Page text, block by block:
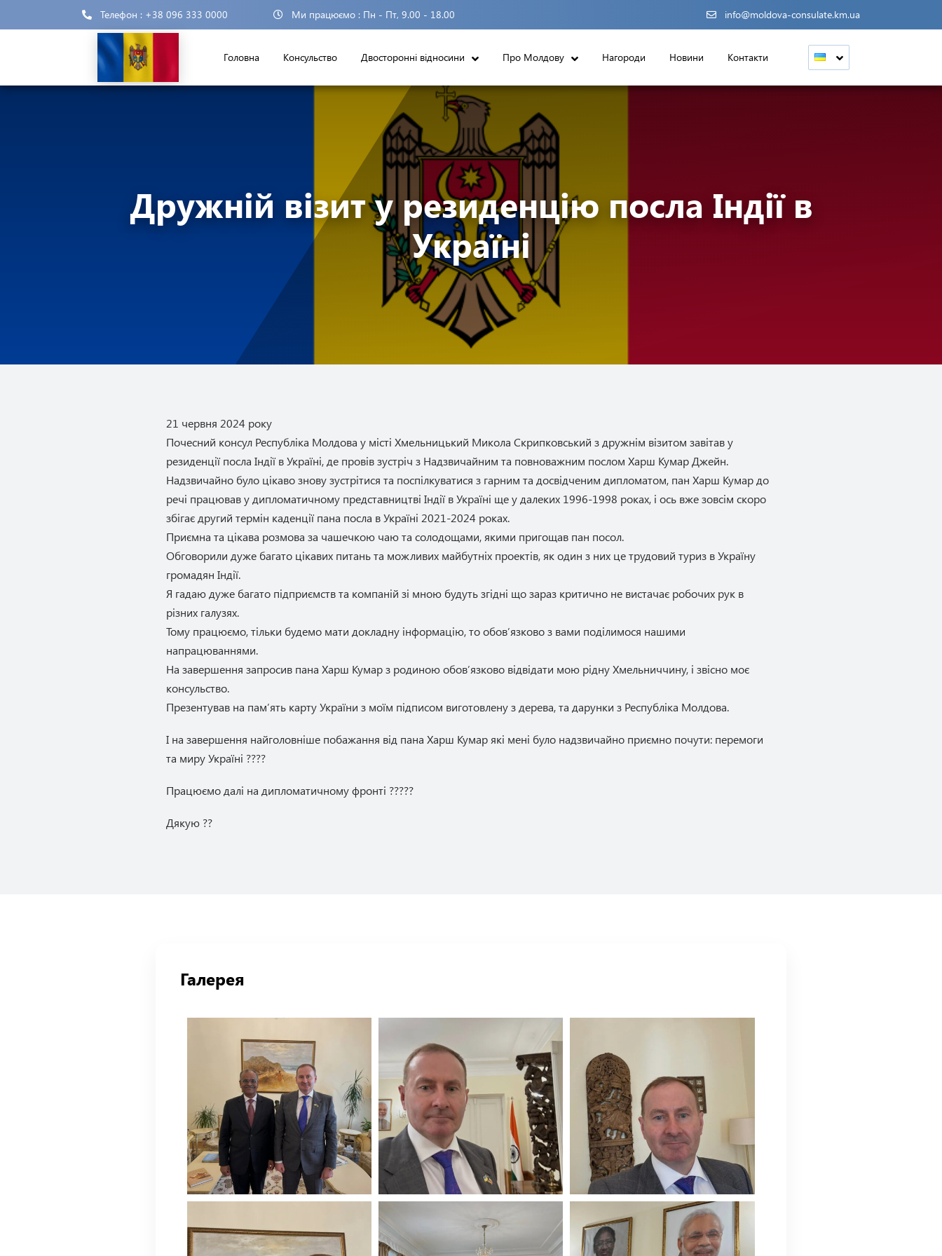
Телефон : +38 096 333 0000 Ми працюємо : Пн - Пт, 9.00 - 18.00 info@moldova-consulate.km.ua
Головна Консульство Двосторонні відносини Про Молдову Нагороди Новини Контакти
Дружній візит у резиденцію посла Індії в
Україні
21 червня 2024 року
Почесний консул Республіка Молдова у місті Хмельницький Микола Скрипковський з дружнім візитом завітав у
резиденції посла Індії в Україні, де провів зустріч з Надзвичайним та повноважним послом Харш Кумар Джейн.
Надзвичайно було цікаво знову зустрітися та поспілкуватися з гарним та досвідченим дипломатом, пан Харш Кумар до
речі працював у дипломатичному представництві Індії в Україні ще у далеких 1996-1998 роках, і ось вже зовсім скоро
збігає другий термін каденції пана посла в Україні 2021-2024 роках.
Приємна та цікава розмова за чашечкою чаю та солодощами, якими пригощав пан посол.
Обговорили дуже багато цікавих питань та можливих майбутніх проектів, як один з них це трудовий туриз в Україну
громадян Індії.
Я гадаю дуже багато підприємств та компаній зі мною будуть згідні що зараз критично не вистачає робочих рук в
різних галузях.
Тому працюємо, тільки будемо мати докладну інформацію, то обовʼязково з вами поділимося нашими
напрацюваннями.
На завершення запросив пана Харш Кумар з родиною обовʼязково відвідати мою рідну Хмельниччину, і звісно моє
консульство.
Презентував на памʼять карту України з моїм підписом виготовлену з дерева, та дарунки з Республіка Молдова.
І на завершення найголовніше побажання від пана Харш Кумар які мені було надзвичайно приємно почути: перемоги
та миру Україні ????
Працюємо далі на дипломатичному фронті ?????
Дякую ??
Галерея